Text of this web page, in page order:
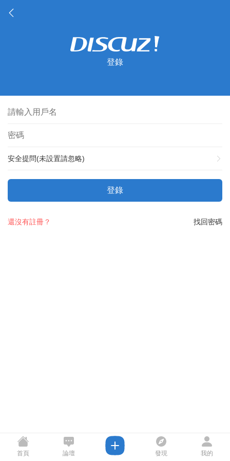
登錄
安全提問(未設置請忽略)
登錄
找回密碼
還沒有註冊？
首頁 論壇 發現 我的